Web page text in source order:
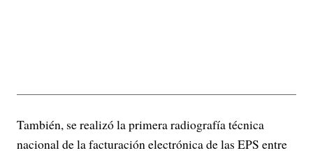
También, se realizó la primera radiografía técnica
nacional de la facturación electrónica de las EPS entre